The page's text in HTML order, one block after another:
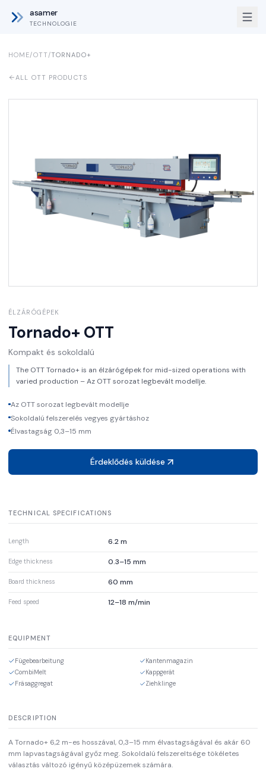
asamer
TECHNOLOGIE
HOME/OTT/TORNADO+
ALL OTT PRODUCTS
ÉLZÁRÓGÉPEK
Tornado+ OTT
Kompakt és sokoldalú
The OTT Tornado+ is an élzárógépek for mid-sized operations with
varied production – Az OTT sorozat legbevált modellje.
Az OTT sorozat legbevált modellje
Sokoldalú felszerelés vegyes gyártáshoz
Élvastagság 0,3–15 mm
Érdeklődés küldése
TECHNICAL SPECIFICATIONS
Length 6.2 m
Edge thickness 0.3–15 mm
Board thickness 60 mm
Feed speed 12–18 m/min
EQUIPMENT
Fügebearbeitung
Kantenmagazin
CombiMelt
Kappgerät
Fräsaggregat
Ziehklinge
DESCRIPTION
A Tornado+ 6,2 m-es hosszával, 0,3–15 mm élvastagságával és akár 60
mm lapvastagságával győz meg. Sokoldalú felszereltsége tökéletes
választás változó igényű középüzemek számára.